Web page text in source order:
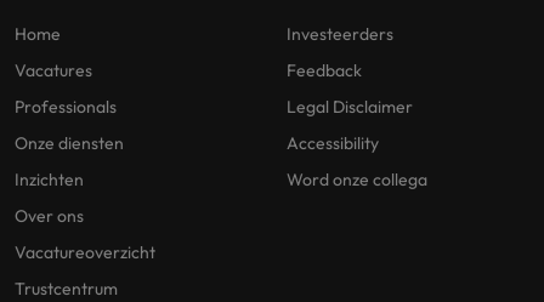
Home
Vacatures
Professionals
Onze diensten
Inzichten
Over ons
Vacatureoverzicht
Trustcentrum
Investeerders
Feedback
Legal Disclaimer
Accessibility
Word onze collega